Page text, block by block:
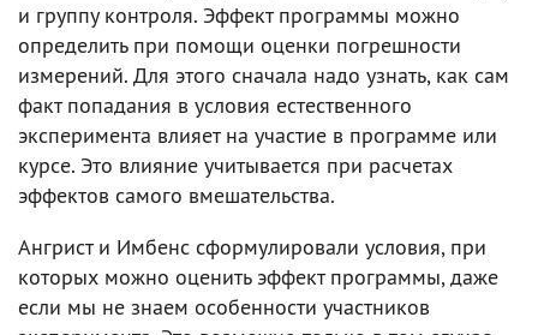
и группу контроля. Эффект программы можно
определить при помощи оценки погрешности
измерений. Для этого сначала надо узнать, как сам
факт попадания в условия естественного
эксперимента влияет на участие в программе или
курсе. Это влияние учитывается при расчетах
эффектов самого вмешательства.
Ангрист и Имбенс сформулировали условия, при
которых можно оценить эффект программы, даже
если мы не знаем особенности участников